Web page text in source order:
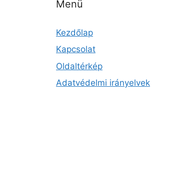
Menü
Kezdőlap
Kapcsolat
Oldaltérkép
Adatvédelmi irányelvek